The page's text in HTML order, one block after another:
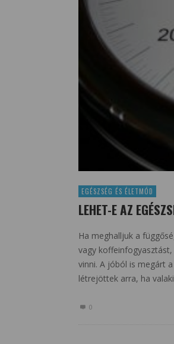
EGÉSZSÉG ÉS ÉLETMÓD
LEHET-E AZ
Ha meghalljuk a
vagy
vinni. A jóból is megárt
létrejöttek arra, ha
0